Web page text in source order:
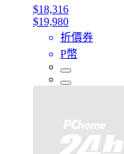
$18,316
$19,980
折價券
P幣